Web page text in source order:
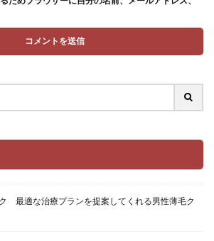
最適な治療プランを提案してくれる男性薄毛ク